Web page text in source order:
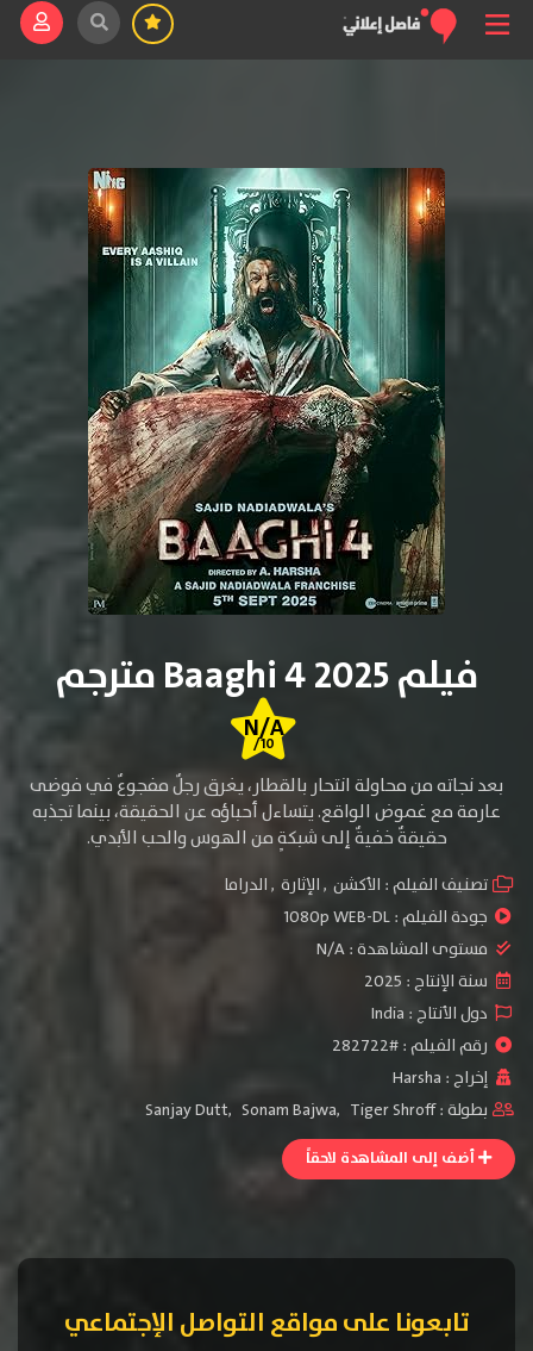
فيلم Baaghi 4 2025 مترجم
N/A
/10
بعد نجاته من محاولة انتحار بالقطار، يغرق رجلٌ مفجوعٌ في فوضى
عارمة مع غموض الواقع. يتساءل أحباؤه عن الحقيقة، بينما تجذبه
حقيقةٌ خفيةٌ إلى شبكةٍ من الهوس والحب الأبدي.
تصنيف الفيلم : الأكشن ,الإثارة ,الدراما
جودة الفيلم :1080p WEB-DL
مستوى المشاهدة :N/A
سنة الإنتاج : 2025
دول الأنتاج : India
رقم الفيلم : #282722
إخراج : Harsha
بطولة :
Sanjay Dutt, Sonam Bajwa, Tiger Shroff
أضف إلى المشاهدة لاحقاً
تابعونا على مواقع التواصل الإجتماعي